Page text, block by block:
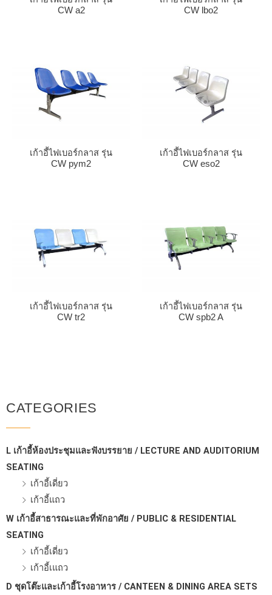
CW a2
CW lbo2
เก้าอี้ไฟเบอร์กลาส รุ่น
CW pym2
เก้าอี้ไฟเบอร์กลาส รุ่น
CW eso2
เก้าอี้ไฟเบอร์กลาส รุ่น
CW tr2
เก้าอี้ไฟเบอร์กลาส รุ่น
CW spb2 A
CATEGORIES
L เก้าอี้ห้องประชุมและฟังบรรยาย / LECTURE AND AUDITORIUM
SEATING
เก้าอี้เดี่ยว
เก้าอี้แถว
W เก้าอี้สาธารณะและที่พักอาศัย / PUBLIC & RESIDENTIAL
SEATING
เก้าอี้เดี่ยว
เก้าอี้เแถว
D ชุดโต๊ะและเก้าอี้โรงอาหาร / CANTEEN & DINING AREA SETS